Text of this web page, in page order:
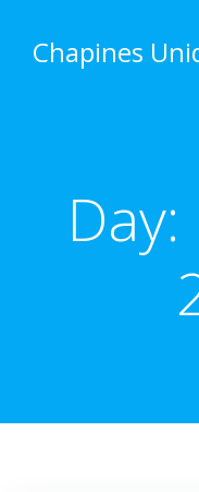
Chapines
Day: